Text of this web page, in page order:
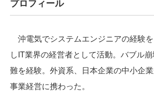
プロフィール
沖電気でシステムエンジニアの経験
しIT業界の経営者として活動。バブル
難を経験。外資系、日本企業の中小企
事業経営に携わった。